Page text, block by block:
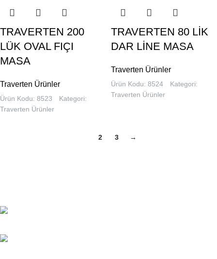
TRAVERTEN 200
LÜK OVAL FIÇI
MASA
Traverten Ürünler
Ürün Kodu: 8523
Kategori:
Traverten Ürünler
TRAVERTEN 80 LİK
DAR LİNE MASA
Traverten Ürünler
Ürün Kodu: 8524
Kategori:
Traverten Ürünler
2 3 →